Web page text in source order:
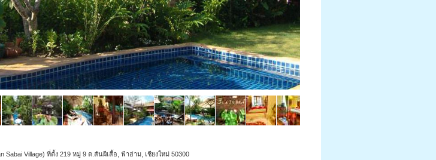
Sabai Village) ที่ตั้ง 219 หมู่ 9 ต.สันผีเสื้อ, ฟ้าฮ่าม, เชียงใหม่ 50300